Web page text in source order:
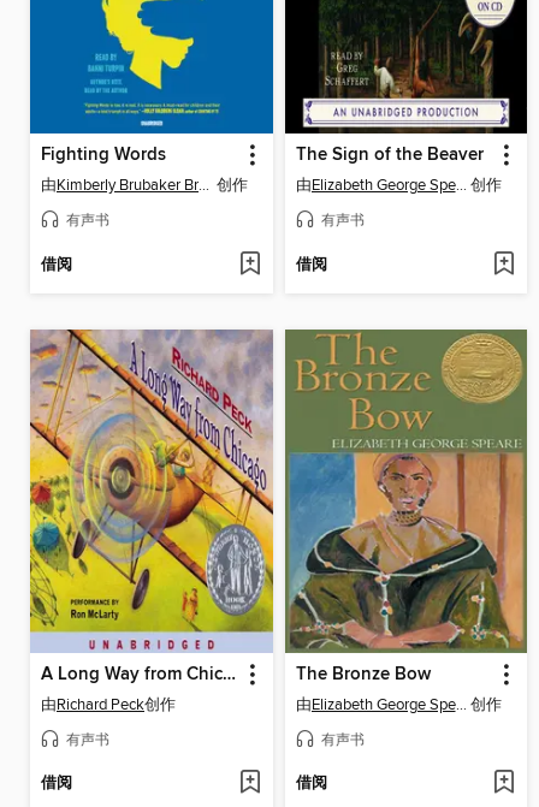
Fighting Words
由 Kimberly Brubaker Bradley 创作
有声书
借阅
The Sign of the Beaver
由 Elizabeth George Speare 创作
有声书
借阅
A Long Way from Chicago
由Richard Peck创作
有声书
借阅
The Bronze Bow
由 Elizabeth George Speare 创作
有声书
借阅